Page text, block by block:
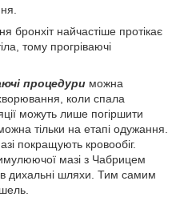
бронхіт найчастіше протікає
тому прогріваючі
процедури можна
коли спала
можуть лише погіршити
тільки на етапі одужання.
покращують кровообіг.
мазі з Чабрицем
дихальні шляхи. Тим самим